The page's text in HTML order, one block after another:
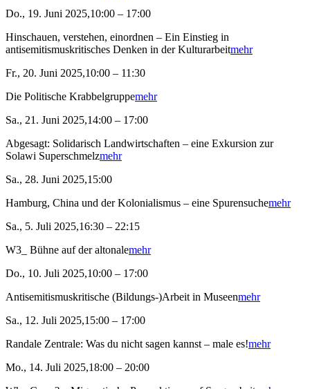
Do., 19. Juni 2025,10:00 – 17:00
Hinschauen, verstehen, einordnen – Ein Einstieg in
antisemitismuskritisches Denken in der Kulturarbeitmehr
Fr., 20. Juni 2025,10:00 – 11:30
Die Politische Krabbelgruppemehr
Sa., 21. Juni 2025,14:00 – 17:00
Abgesagt: Solidarisch Landwirtschaften – eine Exkursion zur
Solawi Superschmelzmehr
Sa., 28. Juni 2025,15:00
Hamburg, China und der Kolonialismus – eine Spurensuchemehr
Sa., 5. Juli 2025,16:30 – 22:15
W3_ Bühne auf der altonalemehr
Do., 10. Juli 2025,10:00 – 17:00
Antisemitismuskritische (Bildungs-)Arbeit in Museenmehr
Sa., 12. Juli 2025,15:00 – 17:00
Randale Zentrale: Was du nicht sagen kannst – male es!mehr
Mo., 14. Juli 2025,18:00 – 20:00